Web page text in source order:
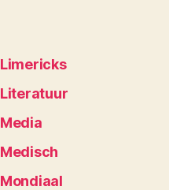
Limericks
Literatuur
Media
Medisch
Mondiaal